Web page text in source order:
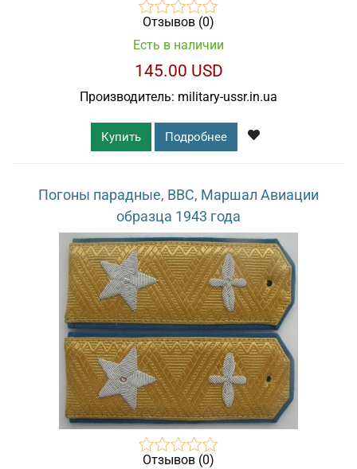
Отзывов (0)
Есть в наличии
145.00 USD
Производитель: military-ussr.in.ua
Купить Подробнее
Погоны парадные, ВВС, Маршал Авиации
образца 1943 года
Отзывов (0)